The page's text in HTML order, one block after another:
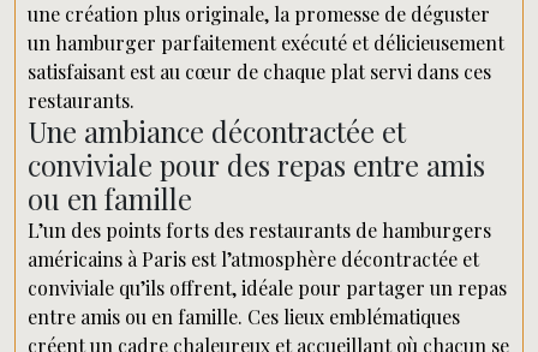
une création plus originale, la promesse de déguster
un hamburger parfaitement exécuté et délicieusement
satisfaisant est au cœur de chaque plat servi dans ces
restaurants.
Une ambiance décontractée et
conviviale pour des repas entre amis
ou en famille
L’un des points forts des restaurants de hamburgers
américains à Paris est l’atmosphère décontractée et
conviviale qu’ils offrent, idéale pour partager un repas
entre amis ou en famille. Ces lieux emblématiques
créent un cadre chaleureux et accueillant où chacun se